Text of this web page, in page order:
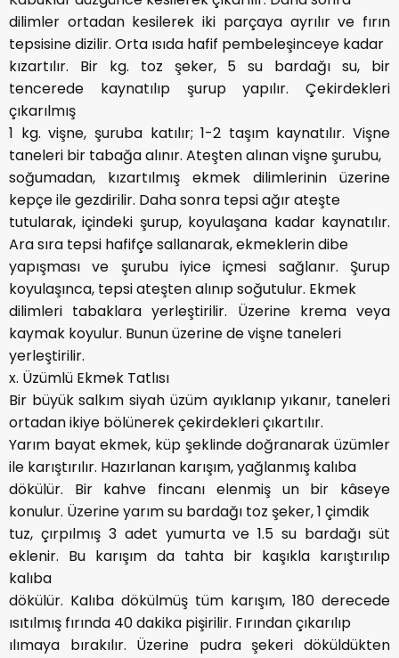
dilimler ortadan kesilerek iki parçaya ayrılır ve fırın
tepsisine dizilir. Orta ısıda hafif pembeleşinceye kadar
kızartılır. Bir kg. toz şeker, 5 su bardağı su, bir
tencerede kaynatılıp şurup yapılır. Çekirdekleri
çıkarılmış
1 kg. vişne, şuruba katılır; 1-2 taşım kaynatılır. Vişne
taneleri bir tabağa alınır. Ateşten alınan vişne şurubu,
soğumadan, kızartılmış ekmek dilimlerinin üzerine
kepçe ile gezdirilir. Daha sonra tepsi ağır ateşte
tutularak, içindeki şurup, koyulaşana kadar kaynatılır.
Ara sıra tepsi hafifçe sallanarak, ekmeklerin dibe
yapışması ve şurubu iyice içmesi sağlanır. Şurup
koyulaşınca, tepsi ateşten alınıp soğutulur. Ekmek
dilimleri tabaklara yerleştirilir. Üzerine krema veya
kaymak koyulur. Bunun üzerine de vişne taneleri
yerleştirilir.
x. Üzümlü Ekmek Tatlısı
Bir büyük salkım siyah üzüm ayıklanıp yıkanır, taneleri
ortadan ikiye bölünerek çekirdekleri çıkartılır.
Yarım bayat ekmek, küp şeklinde doğranarak üzümler
ile karıştırılır. Hazırlanan karışım, yağlanmış kalıba
dökülür. Bir kahve fincanı elenmiş un bir kâseye
konulur. Üzerine yarım su bardağı toz şeker, 1 çimdik
tuz, çırpılmış 3 adet yumurta ve 1.5 su bardağı süt
eklenir. Bu karışım da tahta bir kaşıkla karıştırılıp
kalıba
dökülür. Kalıba dökülmüş tüm karışım, 180 derecede
ısıtılmış fırında 40 dakika pişirilir. Fırından çıkarılıp
ılımaya bırakılır. Üzerine pudra şekeri döküldükten